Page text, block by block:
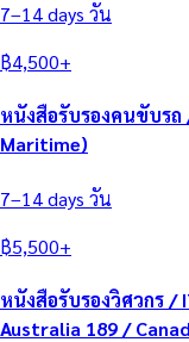
7–14 days วัน
฿4,500+
หนังสือรับรองคนขับรถ
Maritime)
7–14 days วัน
฿5,500+
หนังสือรับรองวิศวกร
Australia 189 /